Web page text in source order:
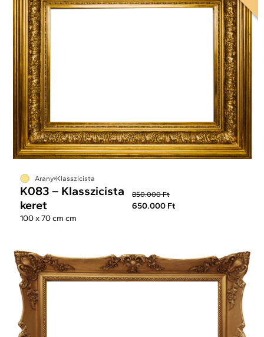
Arany Klasszicista
K083 – Klasszicista
keret
850.000 Ft
650.000 Ft
100 x 70 cm cm